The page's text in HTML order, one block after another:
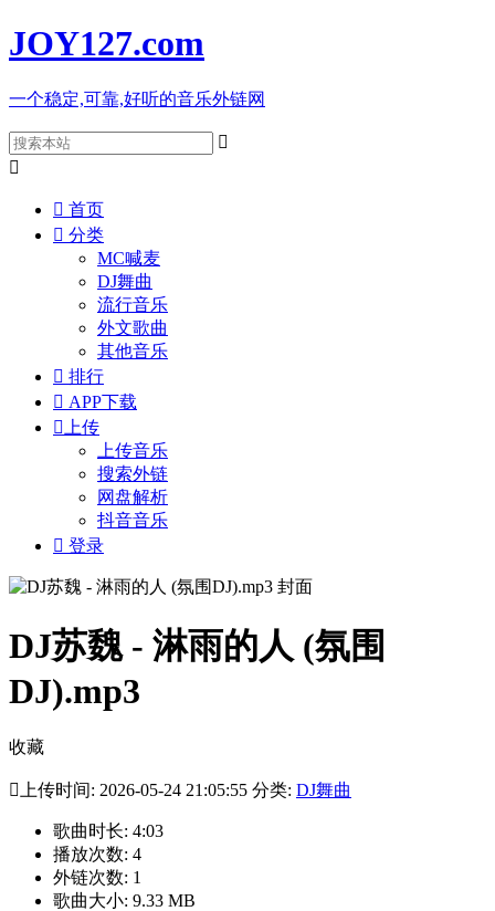
JOY127.com
一个稳定,可靠,好听的音乐外链网


 首页
 分类
MC喊麦
DJ舞曲
流行音乐
外文歌曲
其他音乐
 排行
 APP下载
 上传
上传音乐
搜索外链
网盘解析
抖音音乐
 登录
DJ苏魏 - 淋雨的人 (氛围
DJ).mp3
收藏
 上传时间: 2026-05-24 21:05:55 分类: DJ舞曲
歌曲时长: 4:03
播放次数: 4
外链次数: 1
歌曲大小: 9.33 MB